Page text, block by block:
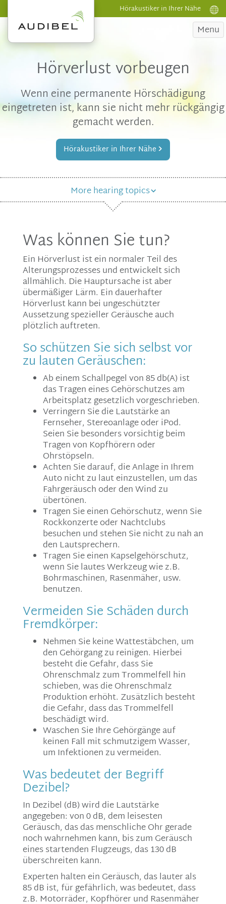
Hörakustiker in Ihrer Nähe
Menu
Hörverlust vorbeugen
Wenn eine permanente Hörschädigung
eingetreten ist, kann sie nicht mehr rückgängig
gemacht werden.
Hörakustiker in Ihrer Nähe
More hearing topics
Was können Sie tun?
Ein Hörverlust ist ein normaler Teil des
Alterungsprozesses und entwickelt sich
allmählich. Die Hauptursache ist aber
übermäßiger Lärm. Ein dauerhafter
Hörverlust kann bei ungeschützter
Aussetzung spezieller Geräusche auch
plötzlich auftreten.
So schützen Sie sich selbst vor
zu lauten Geräuschen:
Ab einem Schallpegel von 85 db(A) ist
das Tragen eines Gehörschutzes am
Arbeitsplatz gesetzlich vorgeschrieben.
Verringern Sie die Lautstärke an
Fernseher, Stereoanlage oder iPod.
Seien Sie besonders vorsichtig beim
Tragen von Kopfhörern oder
Ohrstöpseln.
Achten Sie darauf, die Anlage in Ihrem
Auto nicht zu laut einzustellen, um das
Fahrgeräusch oder den Wind zu
übertönen.
Tragen Sie einen Gehörschutz, wenn Sie
Rockkonzerte oder Nachtclubs
besuchen und stehen Sie nicht zu nah an
den Lautsprechern.
Tragen Sie einen Kapselgehörschutz,
wenn Sie lautes Werkzeug wie z.B.
Bohrmaschinen, Rasenmäher, usw.
benutzen.
Vermeiden Sie Schäden durch
Fremdkörper:
Nehmen Sie keine Wattestäbchen, um
den Gehörgang zu reinigen. Hierbei
besteht die Gefahr, dass Sie
Ohrenschmalz zum Trommelfell hin
schieben, was die Ohrenschmalz
Produktion erhöht. Zusätzlich besteht
die Gefahr, dass das Trommelfell
beschädigt wird.
Waschen Sie Ihre Gehörgänge auf
keinen Fall mit schmutzigem Wasser,
um Infektionen zu vermeiden.
Was bedeutet der Begriff
Dezibel?
In Dezibel (dB) wird die Lautstärke
angegeben: von 0 dB, dem leisesten
Geräusch, das das menschliche Ohr gerade
noch wahrnehmen kann, bis zum Geräusch
eines startenden Flugzeugs, das 130 dB
überschreiten kann.
Experten halten ein Geräusch, das lauter als
85 dB ist, für gefährlich, was bedeutet, dass
z.B. Motorräder, Kopfhörer und Rasenmäher